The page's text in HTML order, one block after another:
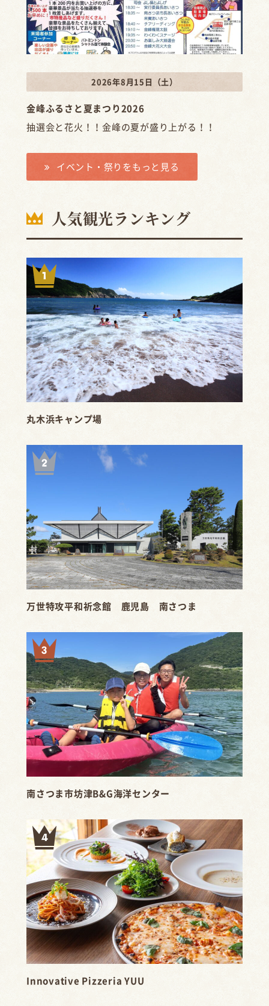
2026年8月15日（土）
金峰ふるさと夏まつり2026
抽選会と花火！！金峰の夏が盛り上がる！！
イベント・祭りをもっと見る
人気観光ランキング
丸木浜キャンプ場
万世特攻平和祈念館 鹿児島 南さつま
南さつま市坊津B&G海洋センター
Innovative Pizzeria YUU